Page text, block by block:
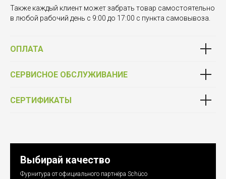
Также каждый клиент может забрать товар самостоятельно
в любой рабочий день с 9:00 до 17:00 с пункта самовывоза.
ОПЛАТА
СЕРВИСНОЕ ОБСЛУЖИВАНИЕ
СЕРТИФИКАТЫ
Выбирай качество
Фурнитура от официального партнёра Schüco